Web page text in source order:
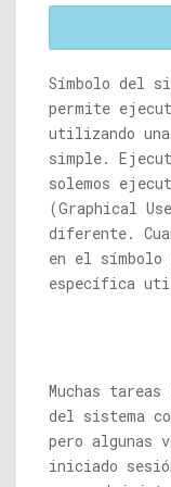
Símbolo del
permite
utilizando
simple.
solemos
(Graphical
diferente.
en el
específica
Muchas
del sistema
pero algunas
iniciado